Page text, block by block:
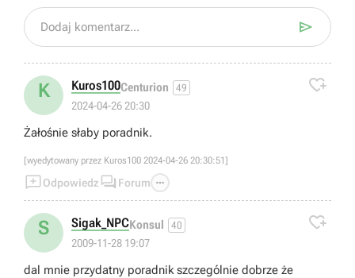
Dodaj komentarz... 
K Kuros100Centurion 49
2024-04-26 20:30

Żałośnie słaby poradnik.
[wyedytowany przez Kuros100 2024-04-26 20:30:51]
Odpowiedz  Forum 
S Sigak_NPCKonsul 40
2009-11-28 19:07

dal mnie przydatny poradnik szczególnie dobrze że